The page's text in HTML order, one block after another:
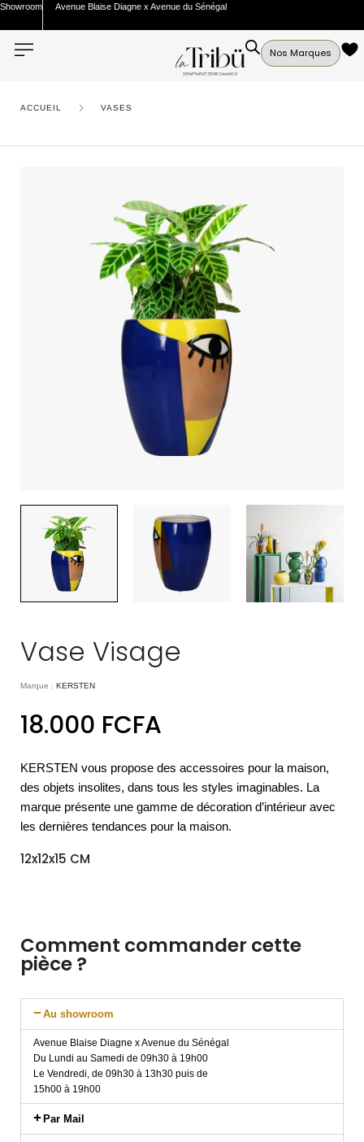
Showroom Avenue Blaise Diagne x Avenue du Sénégal
Nos Marques
ACCUEIL VASES
Vase Visage
Marque : KERSTEN
18.000 FCFA
KERSTEN vous propose des accessoires pour la maison,
des objets insolites, dans tous les styles imaginables. La
marque présente une gamme de décoration d’intérieur avec
les dernières tendances pour la maison.
12x12x15 CM
Comment commander cette
pièce ?
Au showroom
Avenue Blaise Diagne x Avenue du Sénégal
Du Lundi au Samedi de 09h30 à 19h00
Le Vendredi, de 09h30 à 13h30 puis de
15h00 à 19h00
Par Mail